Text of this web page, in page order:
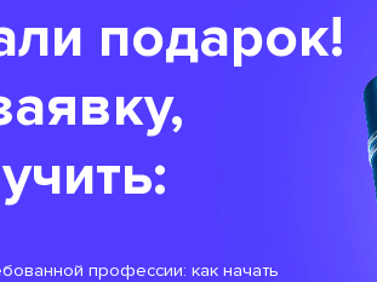
подарок!
профессии: как начать